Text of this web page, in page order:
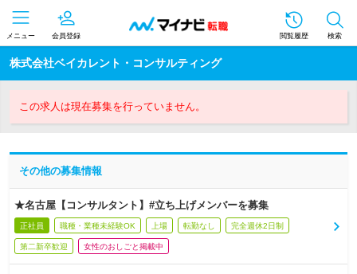
メニュー 会員登録 閲覧履歴 検索
株式会社ベイカレント・コンサルティング
この求人は現在募集を行っていません。
その他の募集情報
★名古屋【コンサルタント】#立ち上げメンバーを募集
正社員 職種・業種未経験OK 上場 転勤なし 完全週休2日制
第二新卒歓迎 女性のおしごと掲載中